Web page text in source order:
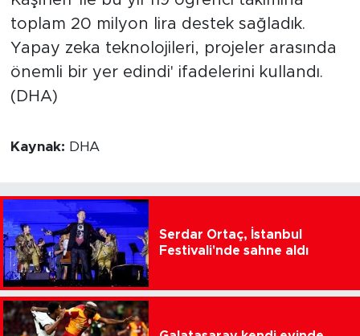
toplam 20 milyon lira destek sağladık.
Yapay zeka teknolojileri, projeler arasında
önemli bir yer edindi' ifadelerini kullandı.
(DHA)
Kaynak: DHA
Serdar Ortaç, İstanbul
Festivali'nde sahne aldı